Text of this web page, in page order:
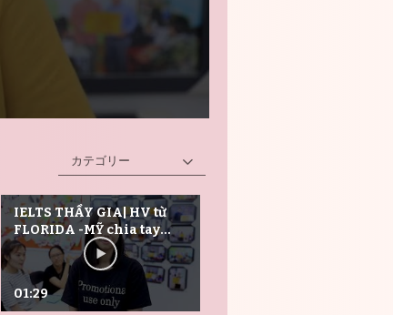
カテゴリー
動画を再生
IELTS THẦY GIA| HV từ
FLORIDA -MỸ chia tay
phát biểu cuối khóa học
IELTS| June 2019.
01:29